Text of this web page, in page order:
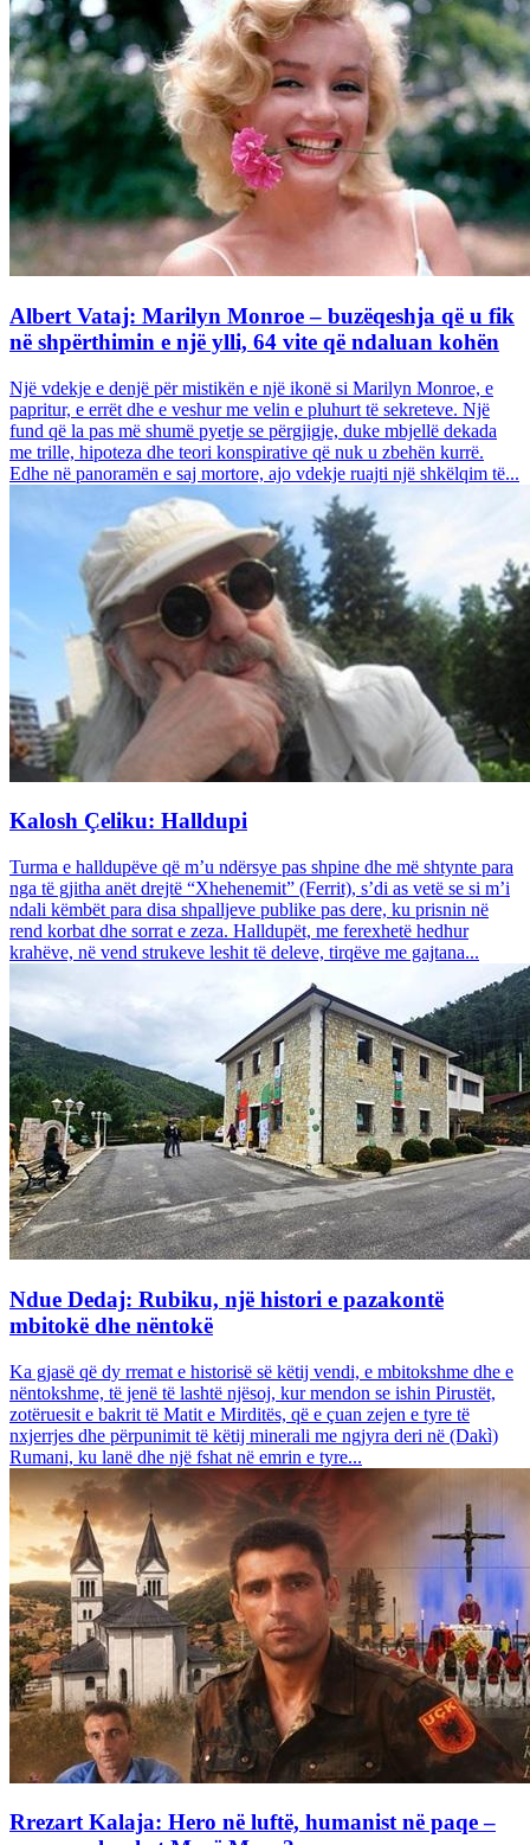
Albert Vataj: Marilyn Monroe – buzëqeshja që u fik
në shpërthimin e një ylli, 64 vite që ndaluan kohën
Një vdekje e denjë për mistikën e një ikonë si Marilyn Monroe, e
papritur, e errët dhe e veshur me velin e pluhurt të sekreteve. Një
fund që la pas më shumë pyetje se përgjigje, duke mbjellë dekada
me trille, hipoteza dhe teori konspirative që nuk u zbehën kurrë.
Edhe në panoramën e saj mortore, ajo vdekje ruajti një shkëlqim të...
Kalosh Çeliku: Halldupi
Turma e halldupëve që m’u ndërsye pas shpine dhe më shtynte para
nga të gjitha anët drejtë “Xhehenemit” (Ferrit), s’di as vetë se si m’i
ndali këmbët para disa shpalljeve publike pas dere, ku prisnin në
rend korbat dhe sorrat e zeza. Halldupët, me ferexhetë hedhur
krahëve, në vend strukeve leshit të deleve, tirqëve me gajtana...
Ndue Dedaj: Rubiku, një histori e pazakontë
mbitokë dhe nëntokë
Ka gjasë që dy rremat e historisë së këtij vendi, e mbitokshme dhe e
nëntokshme, të jenë të lashtë njësoj, kur mendon se ishin Pirustët,
zotëruesit e bakrit të Matit e Mirditës, që e çuan zejen e tyre të
nxjerrjes dhe përpunimit të këtij minerali me ngjyra deri në (Dakì)
Rumani, ku lanë dhe një fshat në emrin e tyre...
Rrezart Kalaja: Hero në luftë, humanist në paqe –